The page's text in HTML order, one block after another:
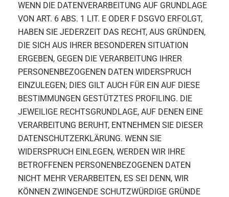
WENN DIE DATENVERARBEITUNG AUF GRUNDLAGE
VON ART. 6 ABS. 1 LIT. E ODER F DSGVO ERFOLGT,
HABEN SIE JEDERZEIT DAS RECHT, AUS GRÜNDEN,
DIE SICH AUS IHRER BESONDEREN SITUATION
ERGEBEN, GEGEN DIE VERARBEITUNG IHRER
PERSONENBEZOGENEN DATEN WIDERSPRUCH
EINZULEGEN; DIES GILT AUCH FÜR EIN AUF DIESE
BESTIMMUNGEN GESTÜTZTES PROFILING. DIE
JEWEILIGE RECHTSGRUNDLAGE, AUF DENEN EINE
VERARBEITUNG BERUHT, ENTNEHMEN SIE DIESER
DATENSCHUTZERKLÄRUNG. WENN SIE
WIDERSPRUCH EINLEGEN, WERDEN WIR IHRE
BETROFFENEN PERSONENBEZOGENEN DATEN
NICHT MEHR VERARBEITEN, ES SEI DENN, WIR
KÖNNEN ZWINGENDE SCHUTZWÜRDIGE GRÜNDE